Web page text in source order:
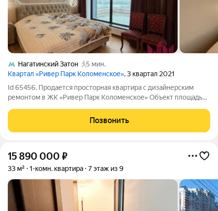
Нагатинский Затон
5 мин.
Квартал «Ривер Парк Коломенское», 3 квартал 2021
Id 65456. Продается просторная квартира с дизайнерским
ремонтом в ЖК «Ривер Парк Коломенское» Объект площадью
объекта: - Две отдельные просторные террасы с выходами из
гостиной и спальни -
Позвонить
15 890 000 ₽
33 м² 1-комн. квартира 7 этаж из 9